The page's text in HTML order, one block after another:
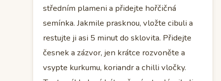
středním plameni a přidejte hořčičná
semínka. Jakmile prasknou, vložte cibuli a
restujte ji asi 5 minut do sklovita. Přidejte
česnek a zázvor, jen krátce rozvoněte a
vsypte kurkumu, koriandr a chilli vločky.